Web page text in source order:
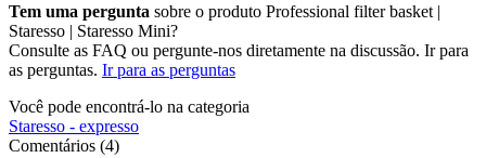
Tem uma pergunta sobre o produto Professional filter basket |
Staresso | Staresso Mini?
Consulte as FAQ ou pergunte-nos diretamente na discussão. Ir para
as perguntas. Ir para as perguntas
Você pode encontrá-lo na categoria
Staresso - expresso
Comentários (4)